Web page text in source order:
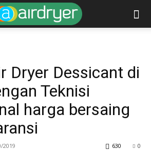
Dryer Dessicant di
Teknisi
harga bersaing
2019 0
630